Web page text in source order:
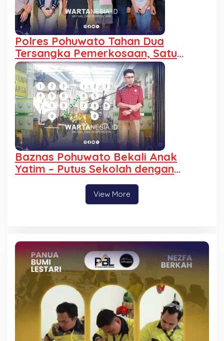
Polres Pohuwato Tahan Dua
Tersangka Pemerkosaan, Satu
Pelaku Anak Jalani Hukuman Khusus
Baznas Pohuwato Bekali Anak
Yatim – Putus Sekolah dengan
Keterampilan Reparasi Handphone
View More